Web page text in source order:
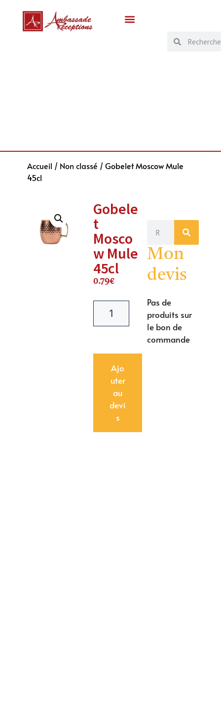
Accueil / Non classé / Gobelet Moscow Mule
45cl
Gobele
t
Mosco
w Mule
45cl
0.79€
Ajo
uter
au
devi
s
Mon
devis
Pas de
produits sur
le bon de
commande